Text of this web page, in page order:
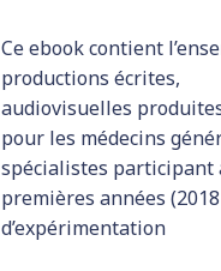
Ce ebook contient
productions écrites,
audiovisuelles
pour les médecins
spécialistes participant
premières années
d’expérimentation